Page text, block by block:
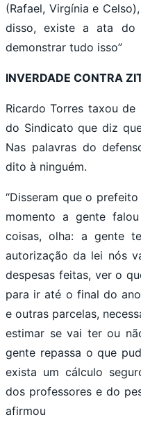
(Rafael, Virgínia e
disso, existe a ata do
demonstrar tudo isso”
INVERDADE CONTRA
Ricardo Torres taxou
do Sindicato que diz
Nas palavras do
dito à ninguém.
“Disseram que o
momento a gente
coisas, olha: a gente
autorização da lei nós
despesas feitas, ver o
para ir até o final do
e outras parcelas,
estimar se vai ter ou
gente repassa o que
exista um cálculo
dos professores e do
afirmou